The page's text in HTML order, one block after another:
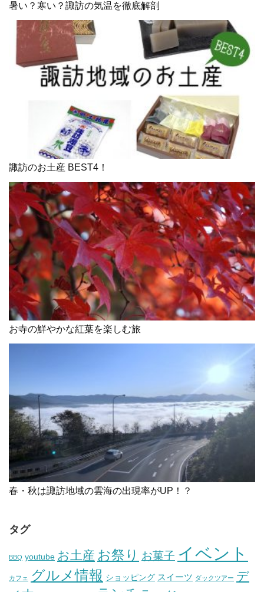
暑い？寒い？諏訪の気温を徹底解剖
諏訪のお土産 BEST4！
お寺の鮮やかな紅葉を楽しむ旅
春・秋は諏訪地域の雲海の出現率がUP！？
タグ
BBQ youtube お土産 お祭り お菓子 イベント
カフェ グルメ情報 ショッピング スイーツ ダックツアー デ